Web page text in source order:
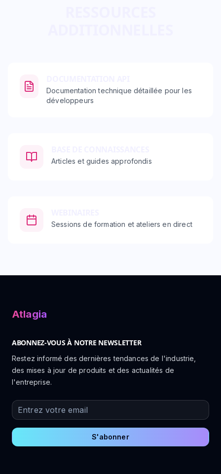
Documentation technique détaillée pour les
développeurs
Articles et guides approfondis
Sessions de formation et ateliers en direct
Atlagia
ABONNEZ-VOUS À NOTRE NEWSLETTER
Restez informé des dernières tendances de l'industrie,
des mises à jour de produits et des actualités de
l'entreprise.
Entrez votre email
S'abonner